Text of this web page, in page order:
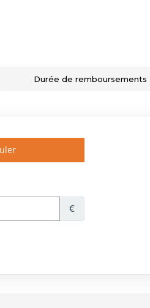
Durée de remboursements